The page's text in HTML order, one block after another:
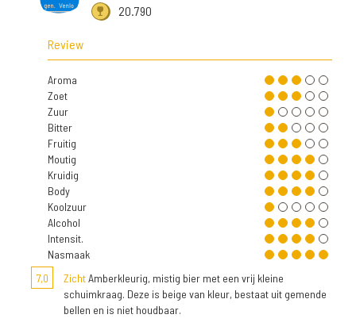
20.790
Review
Aroma
Zoet
Zuur
Bitter
Fruitig
Moutig
Kruidig
Body
Koolzuur
Alcohol
Intensit.
Nasmaak
7,0
ZichtAmberkleurig, mistig bier met een vrij kleine
schuimkraag. Deze is beige van kleur, bestaat uit gemende
bellen en is niet houdbaar.